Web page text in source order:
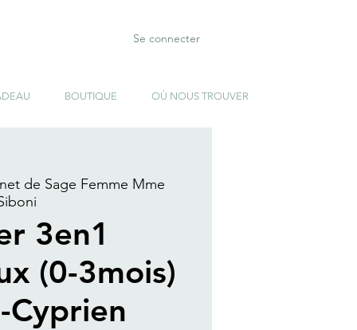
Se connecter
BOUTIQUE OÙ NOUS TROUVER
de Sage Femme Mme
3en1
(0-3mois)
Cyprien